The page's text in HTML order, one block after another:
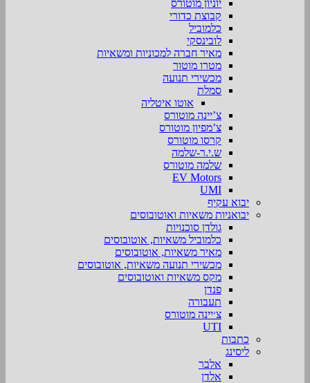
יוניון מוטורס
קבוצת כדורי
כלמוביל
לובינסקי
מאיר חברה למכוניות ומשאיות
מטרו מוטור
מכשירי תנועה
סמלת
אוטו איטליה
צ’יינה מוטורס
צ’מפיון מוטורס
קרסו מוטורס
ש.י.ר-שלמה
שלמה מוטורס
EV Motors
UMI
יבוא עקיף
יבואניות משאיות ואוטובוסים
גולדן סוכנויות
כלמוביל משאיות, אוטובוסים
מאיר משאיות, אוטובוסים
מכשירי תנועה משאיות, אוטובוסים
מקס משאיות ואוטובוסים
פנדן
תעבורה
צ׳יינה מוטורס
UTI
כתבות
ליסינג
אלבר
אלדן